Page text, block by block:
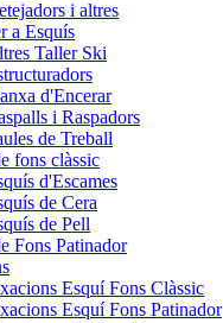
i altres
a Esquís
Taller Ski
d'Encerar
i Raspadors
de Treball
fons clàssic
d'Escames
de Cera
de Pell
Fons Patinador
Esquí Fons Clàssic
Esquí Fons Patinador